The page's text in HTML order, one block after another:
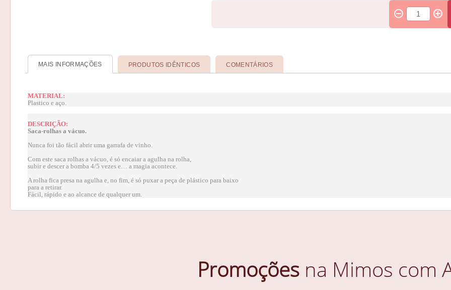
MAIS INFORMAÇÕES PRODUTOS IDÊNTICOS COMENTÁRIOS
MATERIAL:
Plastico e aço.
DESCRIÇÃO:
Saca-rolhas a vácuo.
Nunca foi tão fácil abrir uma garrafa de vinho.
Com este saca rolhas a vácuo, é só encaiar a agulha na rolha,
subir e descer a bomba 4/5 vezes e… a magia acontece.
A rolha fica presa na agulha e, no fim, é só puxar a peça de plástico para baixo
para a retirar.
Fácil, rápido e ao alcance de qualquer um.
Promoçõesna Mimos com